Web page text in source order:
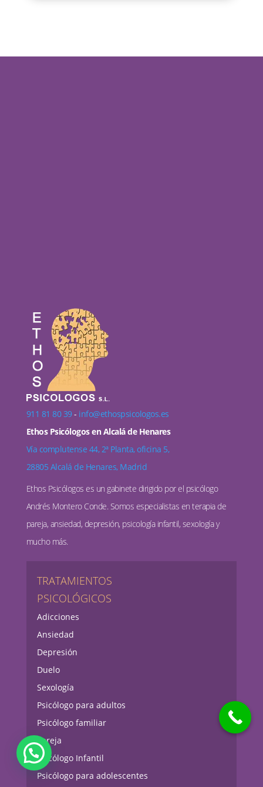
911 81 80 39- info@ethospsicologos.es
Ethos Psicólogos en Alcalá de Henares
Vía complutense 44, 2ª Planta, oficina 5,
28805 Alcalá de Henares, Madrid
Ethos Psicólogos es un gabinete dirigido por el psicólogo
Andrés Montero Conde. Somos especialistas en terapia de
pareja, ansiedad, depresión, psicología infantil, sexología y
mucho más.
TRATAMIENTOS
PSICOLÓGICOS
Adicciones
Ansiedad
Depresión
Duelo
Sexología
Psicólogo para adultos
Psicólogo familiar
Pareja
Psicólogo Infantil
Psicólogo para adolescentes